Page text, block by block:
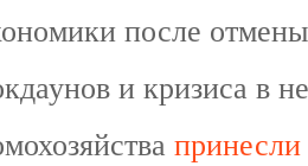
после
и кризиса в
принесли